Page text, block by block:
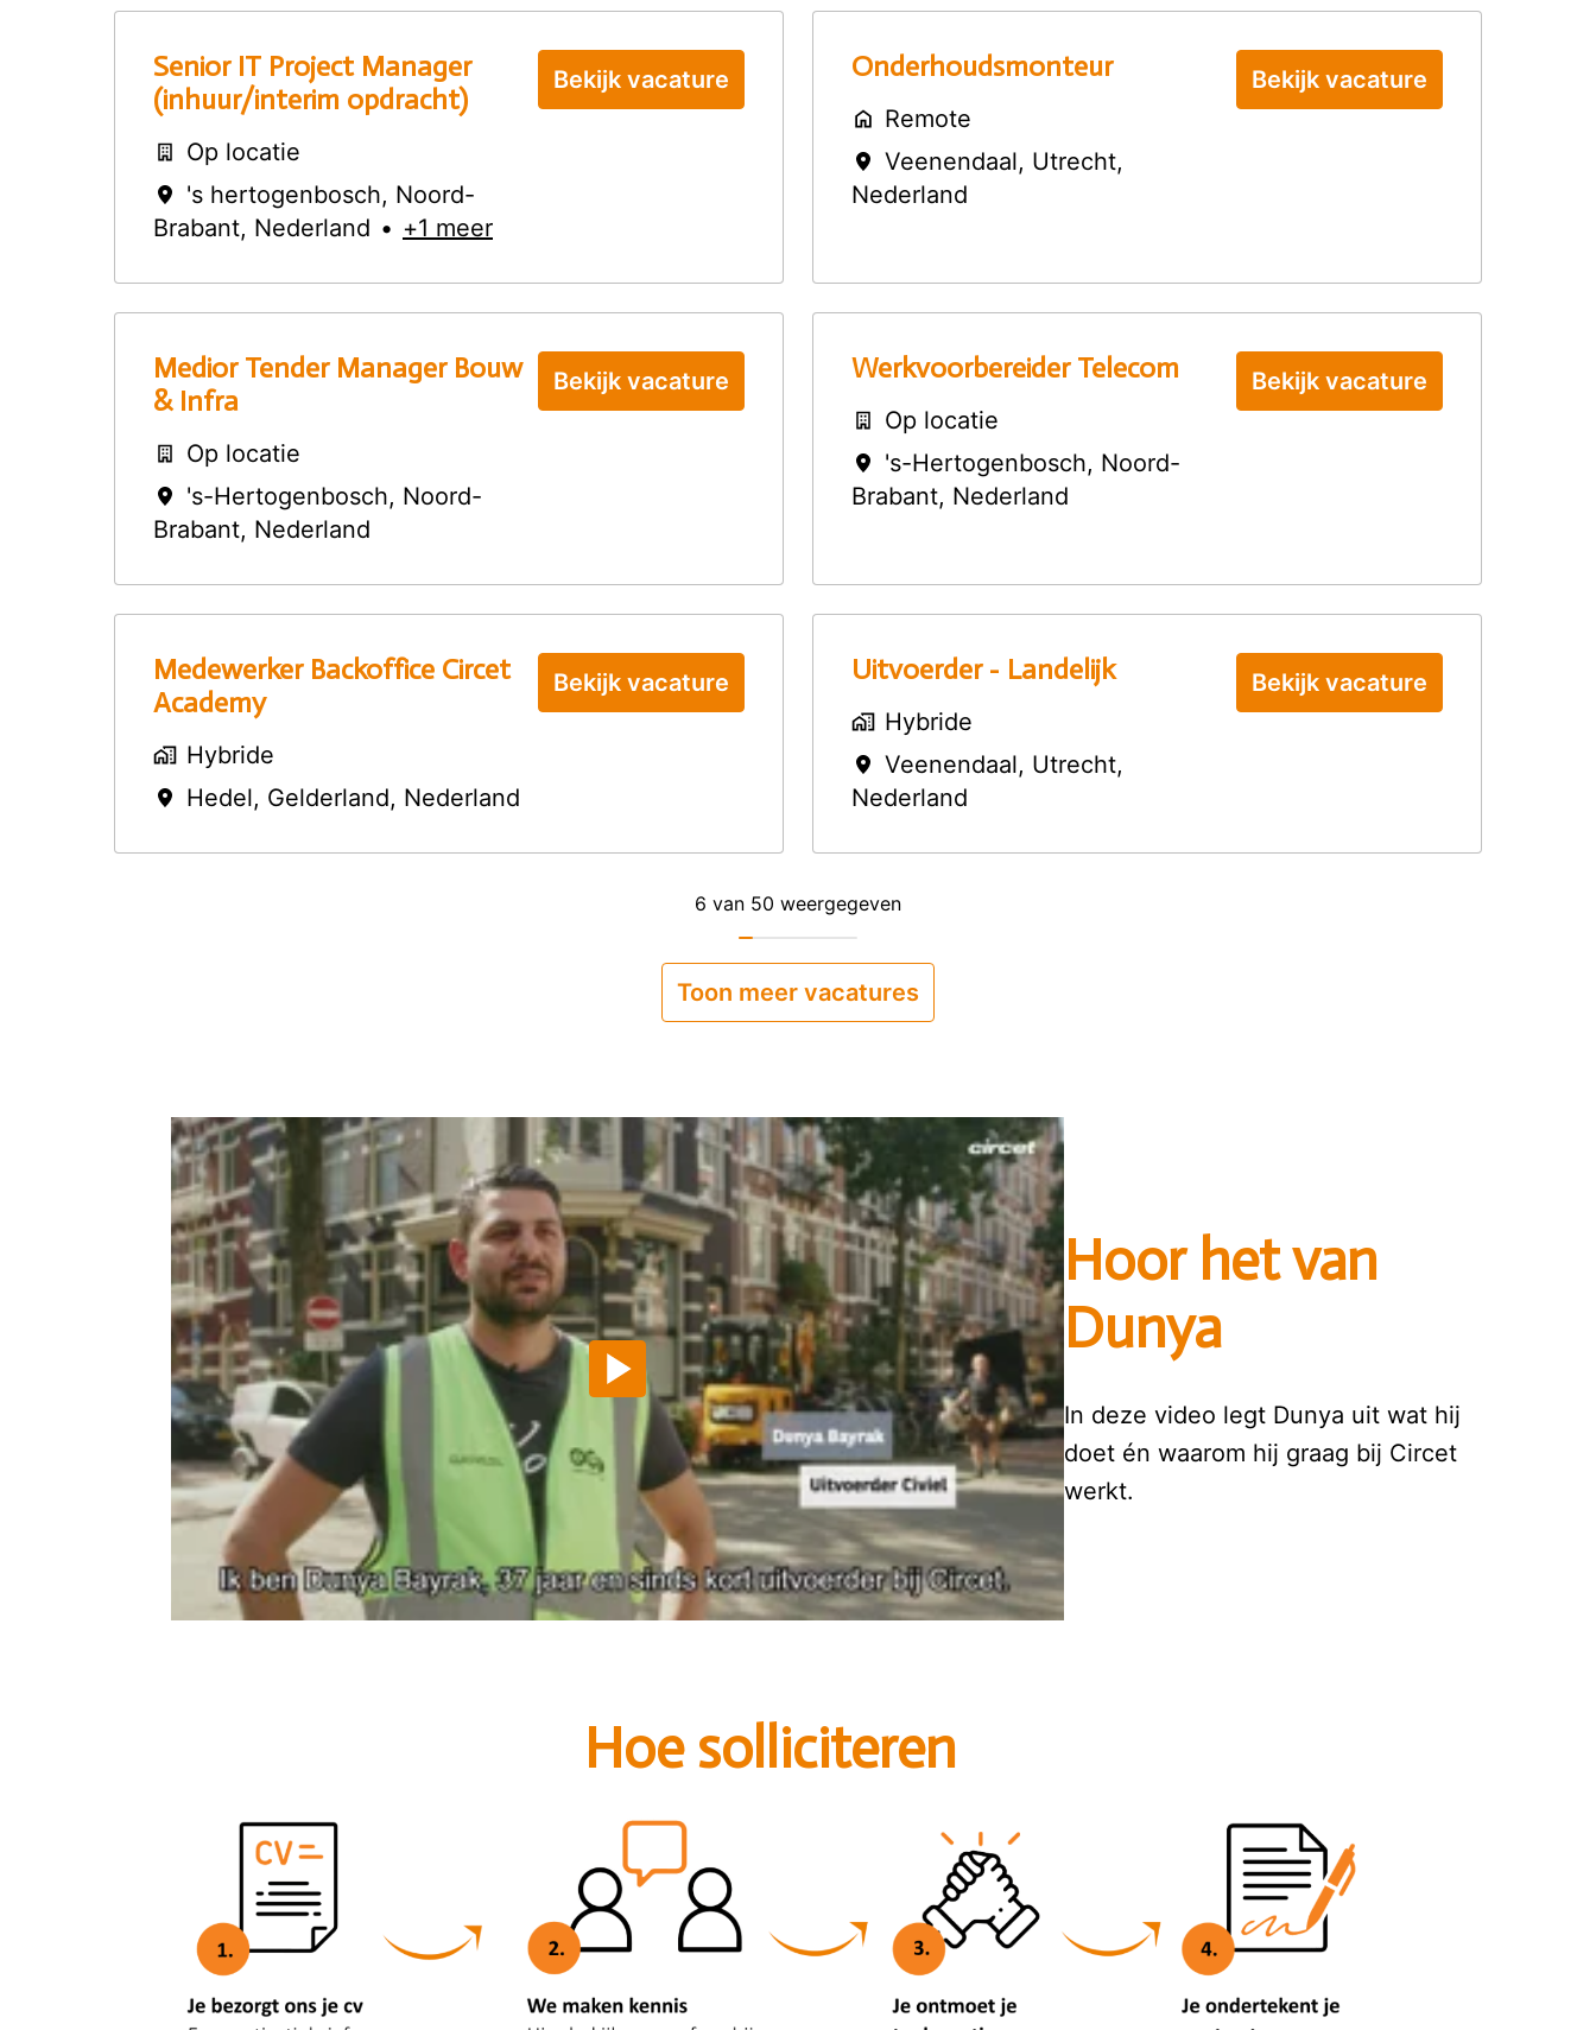
Senior IT Project Manager
(inhuur/interim opdracht)
Op locatie
's hertogenbosch, Noord-
Brabant, Nederland • +1 meer
Bekijk vacature Onderhoudsmonteur
Remote
Veenendaal, Utrecht,
Nederland
Bekijk vacature
Medior Tender Manager Bouw
& Infra
Op locatie
's-Hertogenbosch, Noord-
Brabant, Nederland
Bekijk vacature Werkvoorbereider Telecom
Op locatie
's-Hertogenbosch, Noord-
Brabant, Nederland
Bekijk vacature
Medewerker Backoffice Circet
Academy
Hybride
Hedel, Gelderland, Nederland
Bekijk vacature Uitvoerder - Landelijk
Hybride
Veenendaal, Utrecht,
Nederland
Bekijk vacature
6 van 50 weergegeven
Toon meer vacatures
Hoor het van
Dunya
In deze video legt Dunya uit wat hij
doet én waarom hij graag bij Circet
werkt.
                                    Hoe solliciteren